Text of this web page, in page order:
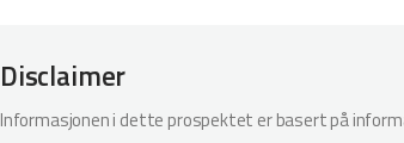
Disclaimer
Informasjonen i dette prospektet er basert på